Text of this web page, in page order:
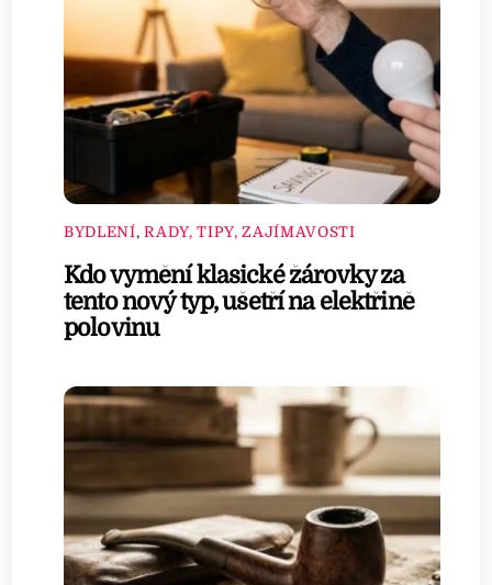
BYDLENÍ,RADY, TIPY, ZAJÍMAVOSTI
Kdo vymění klasické žárovky za
tento nový typ, ušetří na elektřině
polovinu